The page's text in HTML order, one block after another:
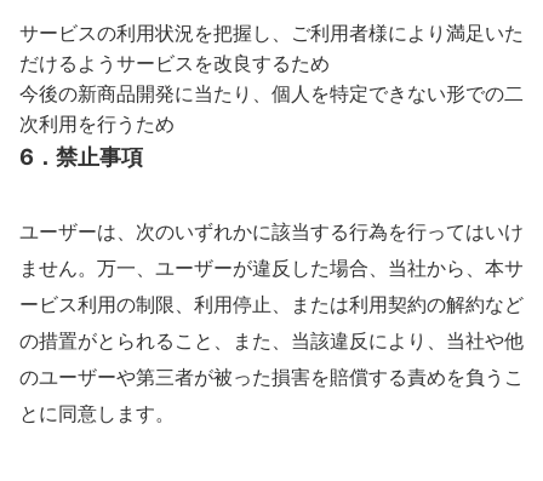
サービスの利用状況を把握し、ご利用者様により満足いた
だけるようサービスを改良するため
今後の新商品開発に当たり、個人を特定できない形での二
次利用を行うため
6．禁止事項
ユーザーは、次のいずれかに該当する行為を行ってはいけ
ません。万一、ユーザーが違反した場合、当社から、本サ
ービス利用の制限、利用停止、または利用契約の解約など
の措置がとられること、また、当該違反により、当社や他
のユーザーや第三者が被った損害を賠償する責めを負うこ
とに同意します。